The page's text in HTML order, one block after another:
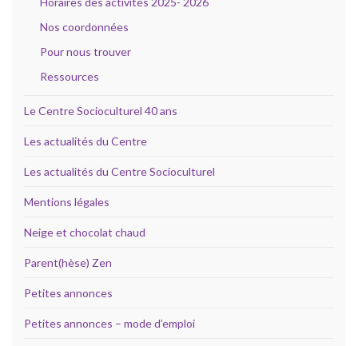
Nos coordonnées
Pour nous trouver
Ressources
Le Centre Socioculturel 40 ans
Les actualités du Centre
Les actualités du Centre Socioculturel
Mentions légales
Neige et chocolat chaud
Parent(hèse) Zen
Petites annonces
Petites annonces – mode d’emploi